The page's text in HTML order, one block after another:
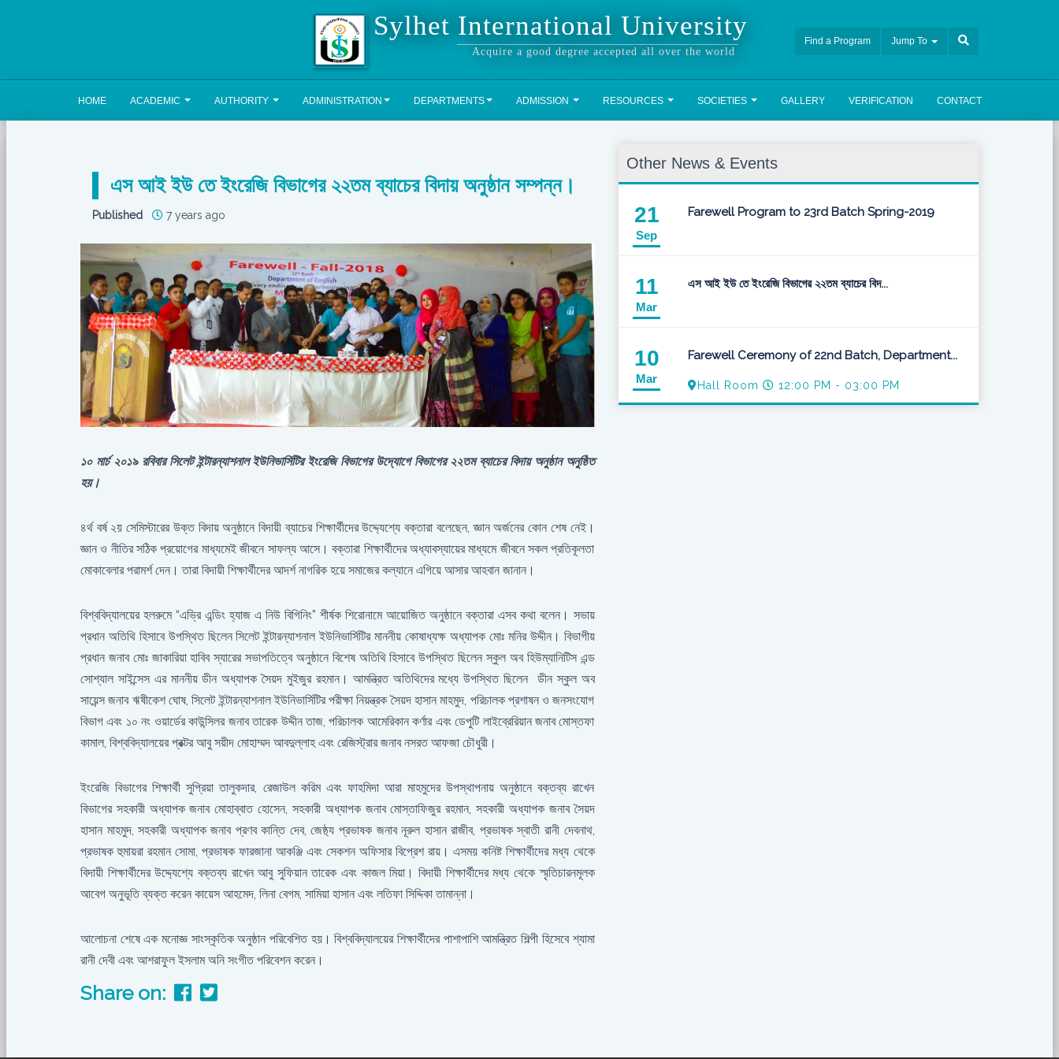
Find a Program Jump To
Sylhet International University
Acquire a good degree accepted all over the world
HOME ACADEMIC AUTHORITY ADMINISTRATION DEPARTMENTS ADMISSION RESOURCES SOCIETIES GALLERY VERIFICATION CONTACT
এস আই ইউ তে ইংরেজি বিভাগের ২২তম ব্যাচের বিদায় অনুষ্ঠান সম্পন্ন।
Published 7 years ago
১০ মার্চ ২০১৯ রবিবার সিলেট ইন্টারন্যাশনাল ইউনিভার্সিটির ইংরেজি বিভাগের উদ্যোগে বিভাগের ২২তম ব্যাচের বিদায় অনুষ্ঠান অনুষ্ঠিত
হয়।
৪র্থ বর্ষ ২য় সেমিস্টারের উক্ত বিদায় অনুষ্ঠানে বিদায়ী ব্যাচের শিক্ষার্থীদের উদ্দ্যেশ্যে বক্তারা বলেছেন, জ্ঞান অর্জনের কোন শেষ নেই।
জ্ঞান ও নীতির সঠিক প্রয়োগের মাধ্যমেই জীবনে সাফল্য আসে। বক্তারা শিক্ষার্থীদের অধ্যাবস্যায়ের মাধ্যমে জীবনে সকল প্রতিকূলতা
মোকাবেলার পরামর্শ দেন। তারা বিদায়ী শিক্ষার্থীদের আদর্শ নাগরিক হয়ে সমাজের কল্যানে এগিয়ে আসার আহবান জানান।
বিশ্ববিদ্যালয়ের হলরুমে “এভ্রি এন্ডিং হ্যাজ এ নিউ বিগিনিং” শীর্ষক শিরোনামে আয়োজিত অনুষ্ঠানে বক্তারা এসব কথা বলেন। সভায়
প্রধান অতিথি হিসাবে উপস্থিত ছিলেন সিলেট ইন্টারন্যাশনাল ইউনিভার্সিটির মাননীয় কোষাধ্যক্ষ অধ্যাপক মোঃ মনির উদ্দীন। বিভাগীয়
প্রধান জনাব মোঃ জাকারিয়া হাবিব স্যারের সভাপতিত্বে অনুষ্ঠানে বিশেষ অতিথি হিসাবে উপস্থিত ছিলেন স্কুল অব হিউম্যানিটিস এন্ড
সোশ্যাল সাইন্সেস এর মাননীয় ডীন অধ্যাপক সৈয়দ মুইজুর রহমান। আমন্ত্রিত অতিথিদের মধ্যে উপস্থিত ছিলেন ডীন স্কুল অব
সায়েন্স জনাব ঋষীকেশ ঘোষ, সিলেট ইন্টারন্যাশনাল ইউনিভার্সিটির পরীক্ষা নিয়ন্ত্রক সৈয়দ হাসান মাহমুদ, পরিচালক প্রশাষন ও জনসংযোগ
বিভাগ এবং ১০ নং ওয়ার্ডের কাউন্সিলর জনাব তারেক উদ্দীন তাজ, পরিচালক আমেরিকান কর্ণার এবং ডেপুটি লাইব্রেরিয়ান জনাব মোস্তফা
কামাল, বিশ্ববিদ্যালয়ের প্রক্টর আবু সয়ীদ মোহাম্মদ আবদুল্লাহ এবং রেজিস্ট্রার জনাব নসরত আফজা চৌধুরী।
ইংরেজি বিভাগের শিক্ষার্থী সুপ্রিয়া তালুকদার, রেজাউল করিম এবং ফাহমিদা আরা মাহমুদের উপস্থাপনায় অনুষ্ঠানে বক্তব্য রাখেন
বিভাগের সহকারী অধ্যাপক জনাব মোহাব্বাত হোসেন, সহকারী অধ্যাপক জনাব মোস্তাফিজুর রহমান, সহকারী অধ্যাপক জনাব সৈয়দ
হাসান মাহমুদ, সহকারী অধ্যাপক জনাব প্রণব কান্তি দেব, জেষ্ঠ্য প্রভাষক জনাব নূরুল হাসান রাজীব, প্রভাষক স্বাতী রানী দেবনাথ,
প্রভাষক হুমায়রা রহমান সোমা, প্রভাষক ফারজানা আকঞ্জি এবং সেকশন অফিসার বিপ্রেশ রায়। এসময় কনিষ্ট শিক্ষার্থীদের মধ্য থেকে
বিদায়ী শিক্ষার্থীদের উদ্দ্যেশ্যে বক্তব্য রাখেন আবু সুফিয়ান তারেক এবং কাজল মিয়া। বিদায়ী শিক্ষার্থীদের মধ্য থেকে স্মৃতিচারনমূলক
আবেগ অনুভূতি ব্যক্ত করেন কায়েস আহমেদ, লিনা বেগম, সামিয়া হাসান এবং লতিফা সিদ্দিকা তামান্না।
আলোচনা শেষে এক মনোজ্ঞ সাংস্কৃতিক অনুষ্ঠান পরিবেশিত হয়। বিশ্ববিদ্যালয়ের শিক্ষার্থীদের পাশাপাশি আমন্ত্রিত শিল্পী হিসেবে শ্যামা
রানী দেবী এবং আশরাফুল ইসলাম অনি সংগীত পরিবেশন করেন।
Share on:
Other News & Events
21
Sep
Farewell Program to 23rd Batch Spring-2019
11
Mar
এস আই ইউ তে ইংরেজি বিভাগের ২২তম ব্যাচের বিদ...
10
Mar
Farewell Ceremony of 22nd Batch, Department...
Hall Room 12:00 PM - 03:00 PM